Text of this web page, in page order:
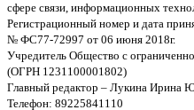
сфере связи, информационных
Регистрационный номер и дата
№ ФС77-72997 от 06 июня 2018г.
Учредитель Общество с
(ОГРН 1231100001802)
Главный редактор – Лукина Ирина
Телефон: 89225841110